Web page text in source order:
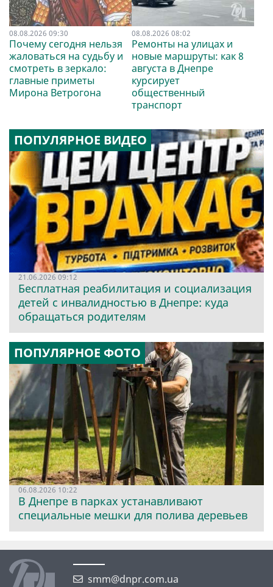
08.08.2026 09:30
Почему сегодня нельзя
жаловаться на судьбу и
смотреть в зеркало:
главные приметы
Мирона Ветрогона
08.08.2026 08:02
Ремонты на улицах и
новые маршруты: как 8
августа в Днепре
курсирует
общественный
транспорт
ПОПУЛЯРНОЕ ВИДЕО
21.06.2026 09:12
Бесплатная реабилитация и социализация
детей с инвалидностью в Днепре: куда
обращаться родителям
ПОПУЛЯРНОЕ ФОТО
06.08.2026 10:22
В Днепре в парках устанавливают
специальные мешки для полива деревьев
smm@dnpr.com.ua